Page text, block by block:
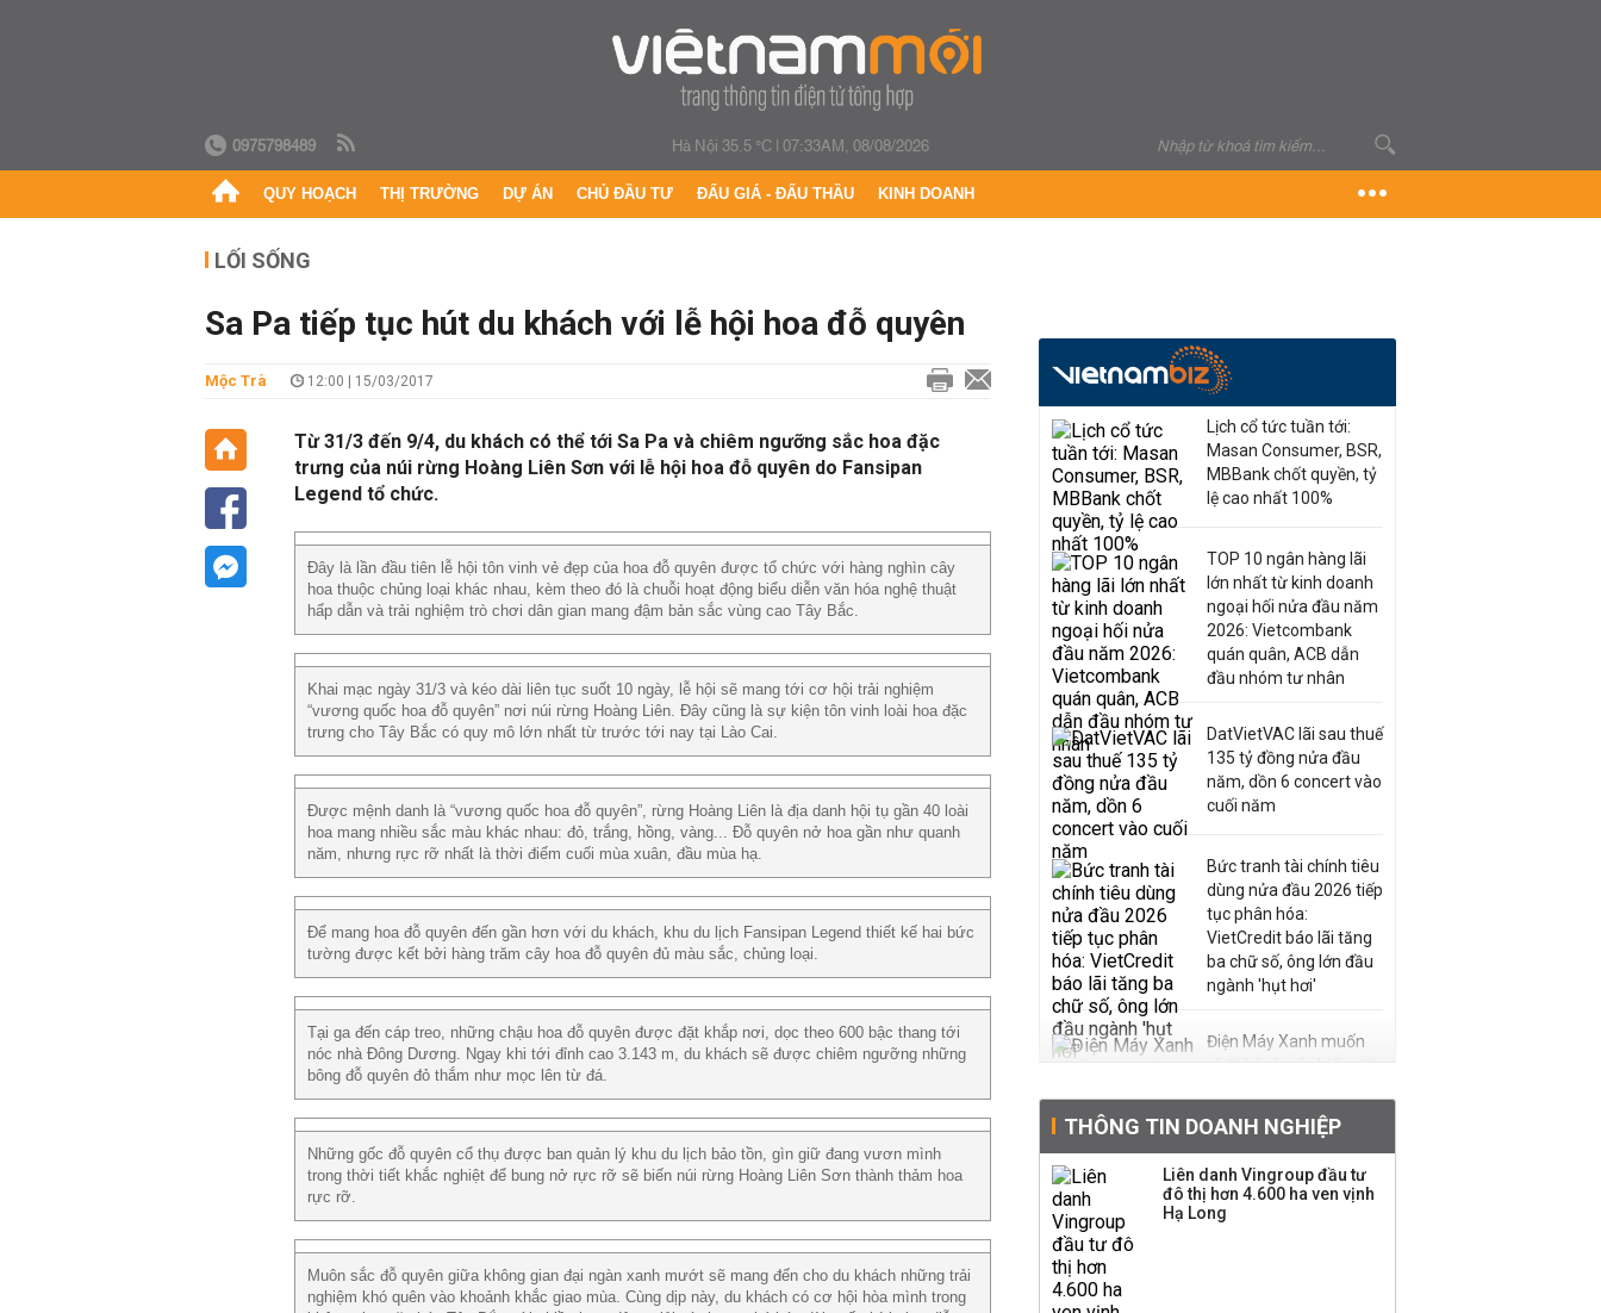
0975798489 Hà Nội 35.5 °C|07:33AM, 08/08/2026
QUY HOẠCH THỊ TRƯỜNG DỰ ÁN CHỦ ĐẦU TƯ ĐẤU GIÁ - ĐẤU THẦU KINH DOANH
LỐI SỐNG
Sa Pa tiếp tục hút du khách với lễ hội hoa đỗ quyên
Mộc Trà 12:00 | 15/03/2017
Từ 31/3 đến 9/4, du khách có thể tới Sa Pa và chiêm ngưỡng sắc hoa đặc
trưng của núi rừng Hoàng Liên Sơn với lễ hội hoa đỗ quyên do Fansipan
Legend tổ chức.
Đây là lần đầu tiên lễ hội tôn vinh vẻ đẹp của hoa đỗ quyên được tổ chức với hàng nghìn cây
hoa thuộc chủng loại khác nhau, kèm theo đó là chuỗi hoạt động biểu diễn văn hóa nghệ thuật
hấp dẫn và trải nghiệm trò chơi dân gian mang đậm bản sắc vùng cao Tây Bắc.
Khai mạc ngày 31/3 và kéo dài liên tục suốt 10 ngày, lễ hội sẽ mang tới cơ hội trải nghiệm
“vương quốc hoa đỗ quyên” nơi núi rừng Hoàng Liên. Đây cũng là sự kiện tôn vinh loài hoa đặc
trưng cho Tây Bắc có quy mô lớn nhất từ trước tới nay tại Lào Cai.
Được mệnh danh là “vương quốc hoa đỗ quyên”, rừng Hoàng Liên là địa danh hội tụ gần 40 loài
hoa mang nhiều sắc màu khác nhau: đỏ, trắng, hồng, vàng... Đỗ quyên nở hoa gần như quanh
năm, nhưng rực rỡ nhất là thời điểm cuối mùa xuân, đầu mùa hạ.
Để mang hoa đỗ quyên đến gần hơn với du khách, khu du lịch Fansipan Legend thiết kế hai bức
tường được kết bởi hàng trăm cây hoa đỗ quyên đủ màu sắc, chủng loại.
Tại ga đến cáp treo, những chậu hoa đỗ quyên được đặt khắp nơi, dọc theo 600 bậc thang tới
nóc nhà Đông Dương. Ngay khi tới đỉnh cao 3.143 m, du khách sẽ được chiêm ngưỡng những
bông đỗ quyên đỏ thắm như mọc lên từ đá.
Những gốc đỗ quyên cổ thụ được ban quản lý khu du lịch bảo tồn, gìn giữ đang vươn mình
trong thời tiết khắc nghiệt để bung nở rực rỡ sẽ biến núi rừng Hoàng Liên Sơn thành thảm hoa
rực rỡ.
Muôn sắc đỗ quyên giữa không gian đại ngàn xanh mướt sẽ mang đến cho du khách những trải
nghiệm khó quên vào khoảnh khắc giao mùa. Cùng dịp này, du khách có cơ hội hòa mình trong
Lịch cổ tức tuần tới:
Masan Consumer, BSR,
MBBank chốt quyền, tỷ
lệ cao nhất 100%
TOP 10 ngân hàng lãi
lớn nhất từ kinh doanh
ngoại hối nửa đầu năm
2026: Vietcombank
quán quân, ACB dẫn
đầu nhóm tư nhân
DatVietVAC lãi sau thuế
135 tỷ đồng nửa đầu
năm, dồn 6 concert vào
cuối năm
Bức tranh tài chính tiêu
dùng nửa đầu 2026 tiếp
tục phân hóa:
VietCredit báo lãi tăng
ba chữ số, ông lớn đầu
ngành 'hụt hơi'
Điện Máy Xanh muốn
phát hành cổ phiếu với
Sau nhịp điều chỉnh
mạnh, CTCK nhìn thấy
cơ hội ở nhóm cổ phiếu
THÔNG TIN DOANH NGHIỆP
Liên danh Vingroup đầu tư
đô thị hơn 4.600 ha ven vịnh
Hạ Long